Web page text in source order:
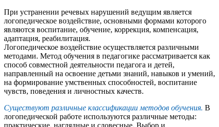
При устранении речевых нарушений ведущим является
логопедическое воздействие, основными формами которого
являются воспитание, обучение, коррекция, компенсация,
адаптация, реабилитация.
Логопедическое воздействие осуществляется различными
методами. Метод обучения в педагогике рассматривается как
способ совместной деятельности педагога и детей,
направленный на освоение детьми знаний, навыков и умений,
на формирование умственных способностей, воспитание
чувств, поведения и личностных качеств.
Существуют различные классификации методов обучения. В
логопедической работе используются различные методы:
практические, наглядные и словесные. Выбор и